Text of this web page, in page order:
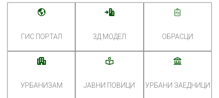
ГИС ПОРТАЛ 3Д МОДЕЛ ОБРАСЦИ
УРБАНИЗАМ ЈАВНИ ПОВИЦИ УРБАНИ ЗАЕДНИЦИ